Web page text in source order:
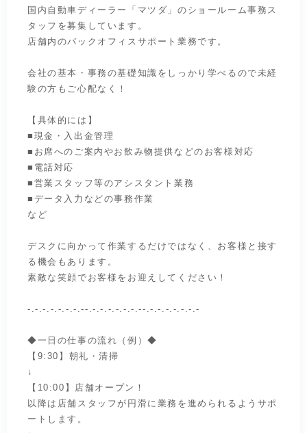
国内自動車ディーラー「マツダ」のショールーム事務ス
タッフを募集しています。
店舗内のバックオフィスサポート業務です。
会社の基本・事務の基礎知識をしっかり学べるので未経
験の方もご心配なく！
【具体的には】
■現金・入出金管理
■お席へのご案内やお飲み物提供などのお客様対応
■電話対応
■営業スタッフ等のアシスタント業務
■データ入力などの事務作業
など
デスクに向かって作業するだけではなく、お客様と接す
る機会もあります。
素敵な笑顔でお客様をお迎えしてください！
-.-.-.-.-.-.-.--.-.-.-.-.-.-.--.-.-.-.-.-.-.-
◆一日の仕事の流れ（例）◆
【9:30】朝礼・清掃
↓
【10:00】店舗オープン！
以降は店舗スタッフが円滑に業務を進められるようサポ
ートします。